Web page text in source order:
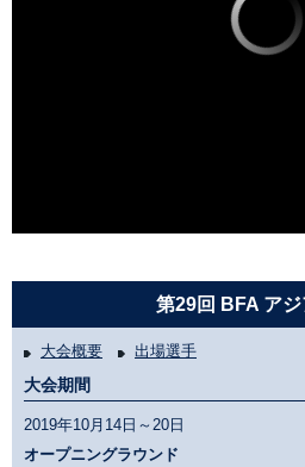
第29回 BFA ア
大会概要 出場選手
大会期間
2019年10月14日～20日
オープニングラウンド